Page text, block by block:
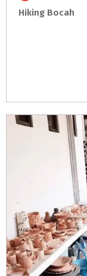
Hiking Bocah